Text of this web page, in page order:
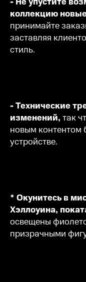
коллекцию
принимайте
заставляя
стиль.
- Технические
изменений, так
новым контентом
устройстве.
* Окунитесь в
Хэллоуина,
освещены
призрачными